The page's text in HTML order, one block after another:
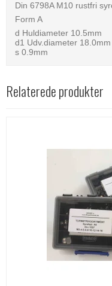
Din 6798A M10 rustfri
Form A
d Huldiameter 10.5mm
d1 Udv.diameter 18.0mm
s 0.9mm
Relaterede produkter